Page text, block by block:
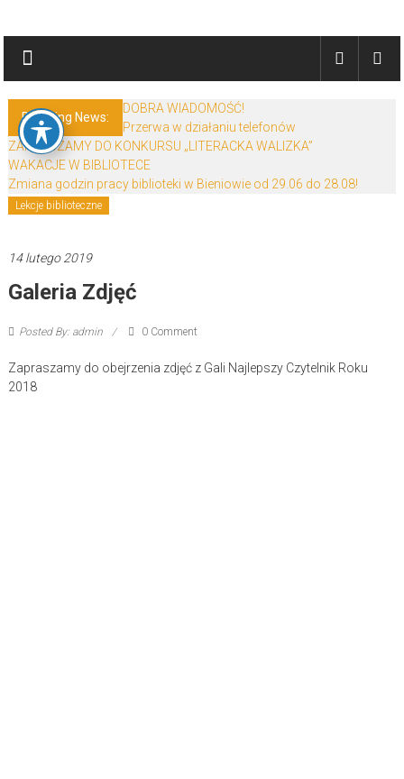
Biblioteki
Gminy
Żary
Biblioteki
Gminy
Żary
to
mieszczący
się
Powiecie
Breaking News:
DOBRA WIADOMOŚĆ!
Przerwa w działaniu telefonów
ZAPRASZAMY DO KONKURSU „LITERACKA WALIZKA”
WAKACJE W BIBLIOTECE
Zmiana godzin pracy biblioteki w Bieniowie od 29.06 do 28.08!
Lekcje biblioteczne
14 lutego 2019
Galeria Zdjęć
Posted By: admin 0 Comment
Zapraszamy do obejrzenia zdjęć z Gali Najlepszy Czytelnik Roku
2018